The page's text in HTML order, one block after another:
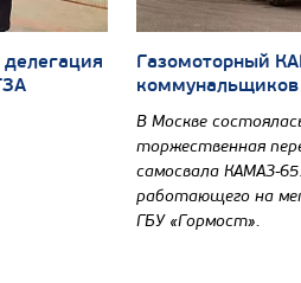
делегация
Газомоторный
В Москве
торжественная
самосвала КАМАЗ-
работающего на
ГБУ «Гормост».